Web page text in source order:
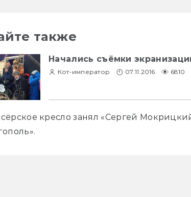
также
Начались съёмки
Кот-император 07.11.2016 6810
кресло занял «Сергей